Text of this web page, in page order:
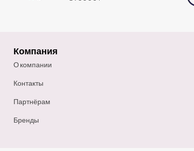
Компания
О компании
Контакты
Партнёрам
Бренды